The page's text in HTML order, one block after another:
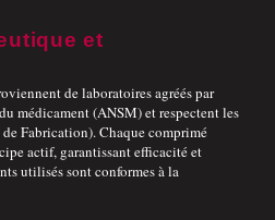
et
de laboratoires agréés par
médicament (ANSM) et respectent les
Fabrication). Chaque comprimé
actif, garantissant efficacité et
utilisés sont conformes à la